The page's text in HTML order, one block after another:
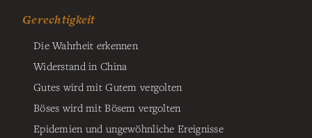
Gerechtigkeit
Die Wahrheit erkennen
Widerstand in China
Gutes wird mit Gutem vergolten
Böses wird mit Bösem vergolten
Epidemien und ungewöhnliche Ereignisse